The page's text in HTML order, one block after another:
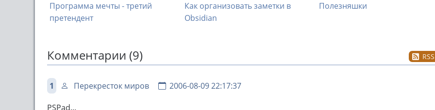
Программа мечты - третий
претендент
Как организовать заметки в
Obsidian
Полезняшки
Комментарии (9) RSS
1 Перекресток миров 2006-08-09 22:17:37
PSPad...